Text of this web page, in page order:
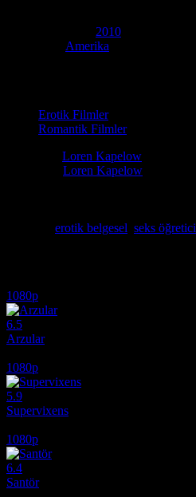
2010
Amerika
Erotik Filmler
Romantik Filmler
Loren Kapelow
Loren Kapelow
erotik belgesel seks öğretici
1080p
6.5
Arzular
1080p
5.9
Supervixens
1080p
6.4
Santör